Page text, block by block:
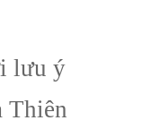
lưu ý
Thiên